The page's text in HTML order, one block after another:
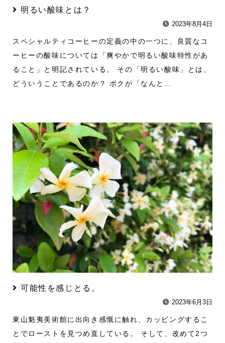
明るい酸味とは？
2023年8月4日
スペシャルティコーヒーの定義の中の一つに、良質なコ
ーヒーの酸味については「爽やかで明るい酸味特性があ
ること」と明記されている。 その「明るい酸味」とは、
どういうことであるのか？ ボクが「なんと…
可能性を感じとる。
2023年6月3日
東山魁夷美術館に出向き感慨に触れ、カッピングするこ
とでローストを見つめ直している。 そして、改めて2つ